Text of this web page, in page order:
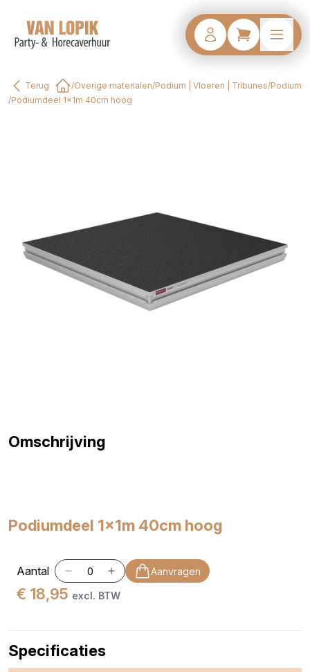
Terug
Home
/Overige materialen/Podium | Vloeren | Tribunes/Podium
/Podiumdeel 1x1m 40cm hoog
Omschrijving
Podiumdeel 1x1m 40cm hoog
Aantal Aanvragen
€ 18,95 excl. BTW
Specificaties